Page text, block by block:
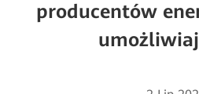
producentów